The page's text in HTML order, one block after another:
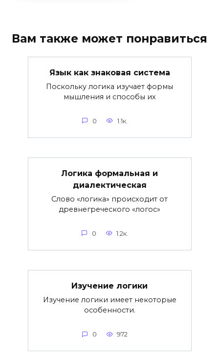
Вам также может понравиться
Язык как знаковая система
Поскольку логика изучает формы
мышления и способы их
0 1.1к.
Логика формальная и
диалектическая
Слово «логика» происходит от
древнегреческого «логос»
0 1.2к.
Изучение логики
Изучение логики имеет некоторые
особенности.
0 972